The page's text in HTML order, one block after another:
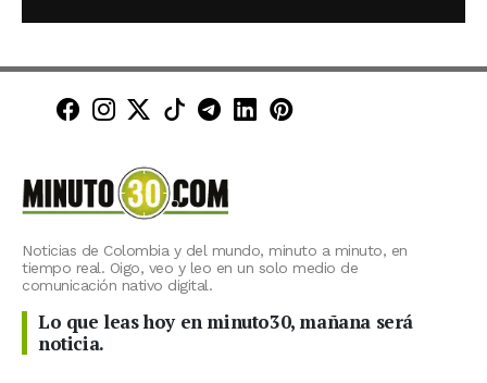
Minuto30 en Facebook
Minuto30 en Instagram
Minuto30 en X (Twitter)
Minuto30 en TikTok
Canal de Minuto30 en
Minuto30 en LinkedIn
Minuto30 en
Noticias de Colombia y del mundo, minuto a minuto, en
tiempo real. Oigo, veo y leo en un solo medio de
comunicación nativo digital.
Lo que leas hoy en minuto30, mañana será
noticia.